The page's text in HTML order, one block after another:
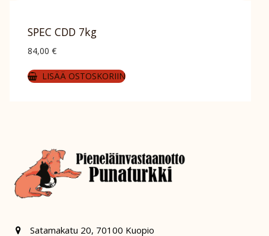
SPEC CDD 7kg
84,00 €
LISÄÄ OSTOSKORIIN
Satamakatu 20, 70100 Kuopio